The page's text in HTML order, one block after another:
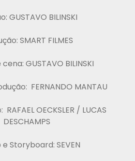
GUSTAVO BILINSKI
SMART FILMES
GUSTAVO BILINSKI
FERNANDO MANTAU
OECKSLER / LUCAS
DESCHAMPS
Storyboard: SEVEN